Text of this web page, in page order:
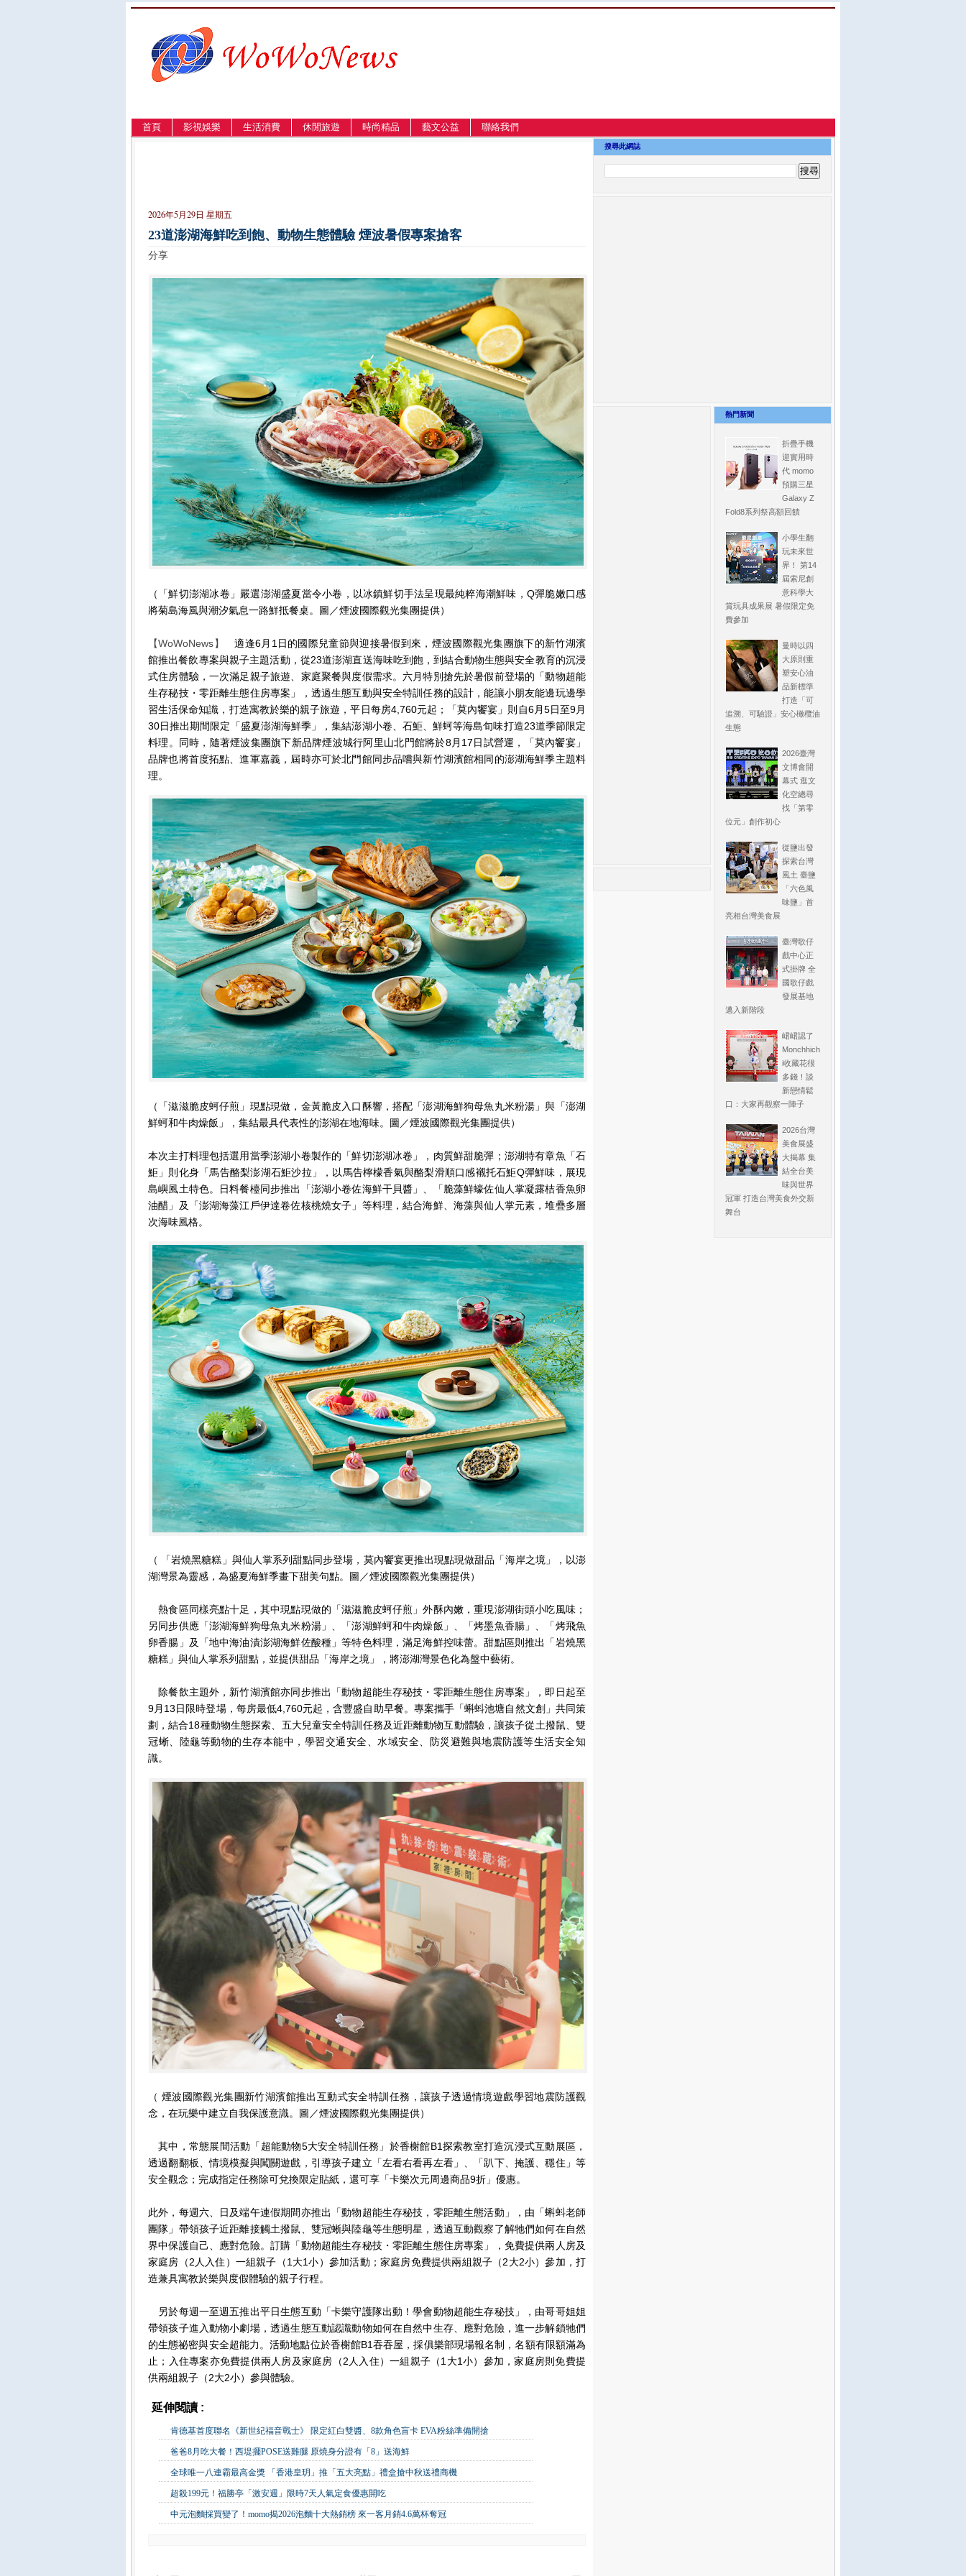
首頁 影視娛樂 生活消費 休閒旅遊 時尚精品 藝文公益 聯絡我們
2026年5月29日 星期五
23道澎湖海鮮吃到飽、動物生態體驗 煙波暑假專案搶客
分享
（「鮮切澎湖冰卷」嚴選澎湖盛夏當令小卷，以冰鎮鮮切手法呈現最純粹海潮鮮味，Q彈脆嫩口感
將菊島海風與潮汐氣息一路鮮抵餐桌。圖／煙波國際觀光集團提供）
【WoWoNews】
適逢6月1日的國際兒童節與迎接暑假到來，煙波國際觀光集團旗下的新竹湖濱
館推出餐飲專案與親子主題活動，從23道澎湖直送海味吃到飽，到結合動物生態與安全教育的沉浸
式住房體驗，一次滿足親子旅遊、家庭聚餐與度假需求。六月特別搶先於暑假前登場的「動物超能
生存秘技・零距離生態住房專案」，透過生態互動與安全特訓任務的設計，能讓小朋友能邊玩邊學
習生活保命知識，打造寓教於樂的親子旅遊，平日每房4,760元起；「莫內饗宴」則自6月5日至9月
30日推出期間限定「盛夏澎湖海鮮季」，集結澎湖小卷、石鮔、鮮蚵等海島旬味打造23道季節限定
料理。同時，隨著煙波集團旗下新品牌煙波城行阿里山北門館將於8月17日試營運，「莫內饗宴」
品牌也將首度拓點、進軍嘉義，屆時亦可於北門館同步品嚐與新竹湖濱館相同的澎湖海鮮季主題料
理。
（「滋滋脆皮蚵仔煎」現點現做，金黃脆皮入口酥響，搭配「澎湖海鮮狗母魚丸米粉湯」與「澎湖
鮮蚵和牛肉燥飯」，集結最具代表性的澎湖在地海味。圖／煙波國際觀光集團提供）
本次主打料理包括選用當季澎湖小卷製作的「鮮切澎湖冰卷」，肉質鮮甜脆彈；澎湖特有章魚「石
鮔」則化身「馬告酪梨澎湖石鮔沙拉」，以馬告檸檬香氣與酪梨滑順口感襯托石鮔Q彈鮮味，展現
島嶼風土特色。日料餐檯同步推出「澎湖小卷佐海鮮干貝醬」、「脆藻鮮蠔佐仙人掌凝露桔香魚卵
油醋」及「澎湖海藻江戶伊達卷佐核桃燒女子」等料理，結合海鮮、海藻與仙人掌元素，堆疊多層
次海味風格。
（ 「岩燒黑糖糕」與仙人掌系列甜點同步登場，莫內饗宴更推出現點現做甜品「海岸之境」，以澎
湖灣景為靈感，為盛夏海鮮季畫下甜美句點。圖／煙波國際觀光集團提供）
熱食區同樣亮點十足，其中現點現做的「滋滋脆皮蚵仔煎」外酥內嫩，重現澎湖街頭小吃風味；
另同步供應「澎湖海鮮狗母魚丸米粉湯」、「澎湖鮮蚵和牛肉燥飯」、「烤墨魚香腸」、「烤飛魚
卵香腸」及「地中海油漬澎湖海鮮佐酸種」等特色料理，滿足海鮮控味蕾。甜點區則推出「岩燒黑
糖糕」與仙人掌系列甜點，並提供甜品「海岸之境」，將澎湖灣景色化為盤中藝術。
除餐飲主題外，新竹湖濱館亦同步推出「動物超能生存秘技・零距離生態住房專案」，即日起至
9月13日限時登場，每房最低4,760元起，含豐盛自助早餐。專案攜手「蝌蚪池塘自然文創」共同策
劃，結合18種動物生態探索、五大兒童安全特訓任務及近距離動物互動體驗，讓孩子從土撥鼠、雙
冠蜥、陸龜等動物的生存本能中，學習交通安全、水域安全、防災避難與地震防護等生活安全知
識。
（ 煙波國際觀光集團新竹湖濱館推出互動式安全特訓任務，讓孩子透過情境遊戲學習地震防護觀
念，在玩樂中建立自我保護意識。圖／煙波國際觀光集團提供）
其中，常態展間活動「超能動物5大安全特訓任務」於香榭館B1探索教室打造沉浸式互動展區，
透過翻翻板、情境模擬與闖關遊戲，引導孩子建立「左看右看再左看」、「趴下、掩護、穩住」等
安全觀念；完成指定任務除可兌換限定貼紙，還可享「卡樂次元周邊商品9折」優惠。
此外，每週六、日及端午連假期間亦推出「動物超能生存秘技，零距離生態活動」，由「蝌蚪老師
團隊」帶領孩子近距離接觸土撥鼠、雙冠蜥與陸龜等生態明星，透過互動觀察了解牠們如何在自然
界中保護自己、應對危險。訂購「動物超能生存秘技・零距離生態住房專案」，免費提供兩人房及
家庭房（2人入住）一組親子（1大1小）參加活動；家庭房免費提供兩組親子（2大2小）參加，打
造兼具寓教於樂與度假體驗的親子行程。
另於每週一至週五推出平日生態互動「卡樂守護隊出動！學會動物超能生存秘技」，由哥哥姐姐
帶領孩子進入動物小劇場，透過生態互動認識動物如何在自然中生存、應對危險，進一步解鎖牠們
的生態祕密與安全超能力。活動地點位於香榭館B1吞吞屋，採俱樂部現場報名制，名額有限額滿為
止；入住專案亦免費提供兩人房及家庭房（2人入住）一組親子（1大1小）參加，家庭房則免費提
供兩組親子（2大2小）參與體驗。
延伸閱讀 :
肯德基首度聯名《新世紀福音戰士》 限定紅白雙醬、8款角色盲卡 EVA粉絲準備開搶
爸爸8月吃大餐！西堤擺POSE送雞腿 原燒身分證有「8」送海鮮
全球唯一八連霸最高金獎 「香港皇玥」推「五大亮點」禮盒搶中秋送禮商機
超殺199元！福勝亭「激安週」限時7天人氣定食優惠開吃
中元泡麵採買變了！momo揭2026泡麵十大熱銷榜 來一客月銷4.6萬杯奪冠
搜尋此網誌
熱門新聞
折疊手機
迎實用時
代 momo
預購三星
Galaxy Z
Fold8系列祭高額回饋
小學生翻
玩未來世
界！ 第14
屆索尼創
意科學大
賞玩具成果展 暑假限定免
費參加
曼時以四
大原則重
塑安心油
品新標準
打造「可
追溯、可驗證」安心橄欖油
生態
2026臺灣
文博會開
幕式 逛文
化空總尋
找「第零
位元」創作初心
從鹽出發
探索台灣
風土 臺鹽
「六色風
味鹽」首
亮相台灣美食展
臺灣歌仔
戲中心正
式掛牌 全
國歌仔戲
發展基地
邁入新階段
峮峮認了
Monchhich
i收藏花很
多錢！談
新戀情鬆
口：大家再觀察一陣子
2026台灣
美食展盛
大揭幕 集
結全台美
味與世界
冠軍 打造台灣美食外交新
舞台